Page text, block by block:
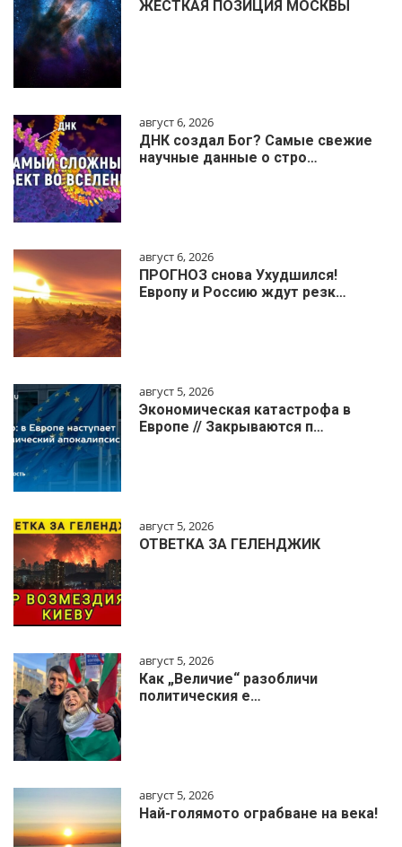
ЖЁСТКАЯ ПОЗИЦИЯ МОСКВЫ
август 6, 2026
ДНК создал Бог? Самые свежие
научные данные о стро…
август 6, 2026
ПРОГНОЗ снова Ухудшился!
Европу и Россию ждут резк…
август 5, 2026
Экономическая катастрофа в
Европе // Закрываются п…
август 5, 2026
ОТВЕТКА ЗА ГЕЛЕНДЖИК
август 5, 2026
Как „Величие“ разобличи
политическия е…
август 5, 2026
Най-голямото ограбване на века!